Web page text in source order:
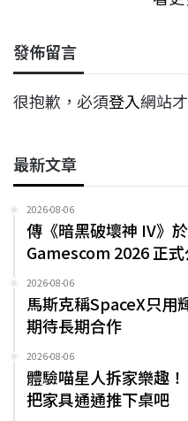
發佈留言
很抱歉，必須登入網站
最新文章
2026-08-06
傳《暗黑破壞神 IV》
Gamescom 2026 正式
2026-08-06
馬斯克稱SpaceX只用
期待長期合作
2026-08-06
體驗喵星人拆家樂趣
把家具通通推下桌吧